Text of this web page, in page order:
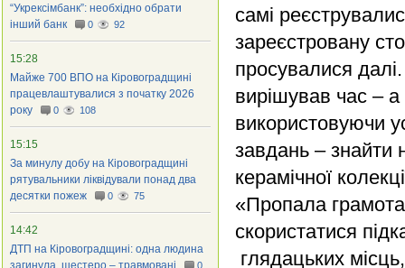
самі
зареєстровану
просувалися
вирішував час –
використовуючи
завдань – знайти
керамічної
«Пропала
скористатися
глядацьких
“Укрексімбанк”: необхідно обрати
інший банк
0 92
15:28
Майже 700 ВПО на Кіровоградщині
працевлаштувалися з початку 2026
року
0 108
15:15
За минулу добу на Кіровоградщині
рятувальники ліквідували понад два
десятки пожеж
0 75
14:42
ДТП на Кіровоградщині: одна людина
загинула, шестеро – травмовані
0